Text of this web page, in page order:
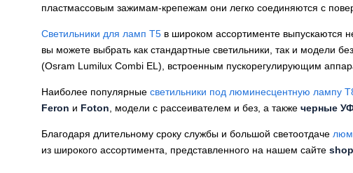
пластмассовым зажимам-крепежам они легко соединяются с
Светильники для ламп Т5 в широком ассортименте выпускаются
вы можете выбрать как стандартные светильники, так и модели
(Osram Lumilux Combi EL), встроенным пускорегулирующим
Наиболее популярные светильники под люминесцентную лампу
Feron и Foton , модели с рассеивателем и без, а также черные
Благодаря длительному сроку службы и большой светоотдаче
из широкого ассортимента, представленного на нашем сайте